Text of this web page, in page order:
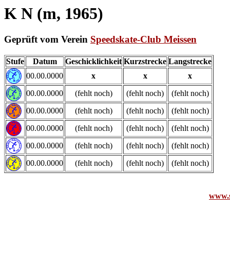
K N (m, 1965)
Geprüft vom Verein Speedskate-Club Meissen
Stufe Datum Geschicklichkeit Kurzstrecke Langstrecke
00.00.0000
x x
x
00.00.0000
(fehlt noch) (fehlt noch)
(fehlt noch)
00.00.0000
(fehlt noch) (fehlt noch)
(fehlt noch)
00.00.0000
(fehlt noch) (fehlt noch)
(fehlt noch)
00.00.0000
(fehlt noch) (fehlt noch)
(fehlt noch)
00.00.0000
(fehlt noch) (fehlt noch) (fehlt noch)